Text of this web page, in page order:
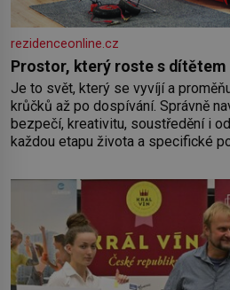
rezidenceonline.cz
Prostor, který roste s dítětem
Je to svět, který se vyvíjí a
krůčků až po dospívání. Správně
bezpečí, kreativitu, soustředění i
každou etapu života a specifické
by pokoj miminka měl působit
Předškolní věk je